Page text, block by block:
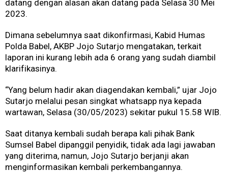
datang dengan alasan akan datang pada Selasa 30 Mei
2023.
Dimana sebelumnya saat dikonfirmasi, Kabid Humas
Polda Babel, AKBP Jojo Sutarjo mengatakan, terkait
laporan ini kurang lebih ada 6 orang yang sudah diambil
klarifikasinya.
“Yang belum hadir akan diagendakan kembali,” ujar Jojo
Sutarjo melalui pesan singkat whatsapp nya kepada
wartawan, Selasa (30/05/2023) sekitar pukul 15.58 WIB.
Saat ditanya kembali sudah berapa kali pihak Bank
Sumsel Babel dipanggil penyidik, tidak ada lagi jawaban
yang diterima, namun, Jojo Sutarjo berjanji akan
menginformasikan kembali perkembangannya.